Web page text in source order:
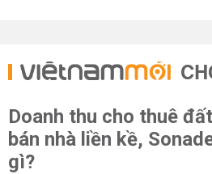
Doanh thu cho thuê
bán nhà liền kề,
gì?